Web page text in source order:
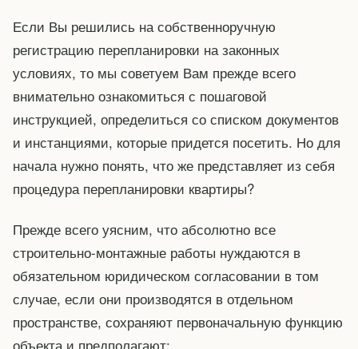
Если Вы решились на собственноручную
регистрацию перепланировки на законных
условиях, то мы советуем Вам прежде всего
внимательно ознакомиться с пошаговой
инструкцией, определиться со списком документов
и инстанциями, которые придется посетить. Но для
начала нужно понять, что же представляет из себя
процедура перепланировки квартиры?
Прежде всего уясним, что абсолютно все
строительно-монтажные работы нуждаются в
обязательном юридическом согласовании в том
случае, если они производятся в отдельном
пространстве, сохраняют первоначальную функцию
объекта и предполагают: